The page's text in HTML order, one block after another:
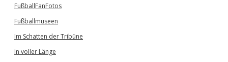
FußballFanFotos
Fußballmuseen
Im Schatten der Tribüne
In voller Länge